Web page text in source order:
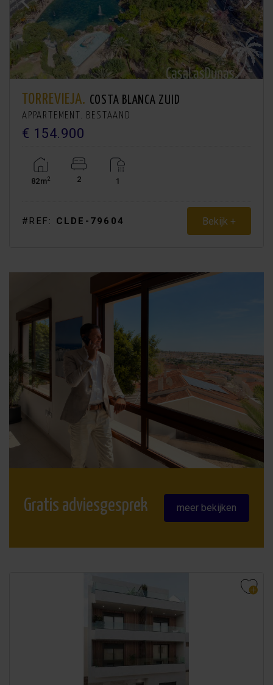
TORREVIEJA. COSTA BLANCA ZUID
APPARTEMENT. BESTAAND
€ 154.900
82m2 2 1
#REF: CLDE-79604 Bekijk +
Gratis adviesgesprek meer bekijken